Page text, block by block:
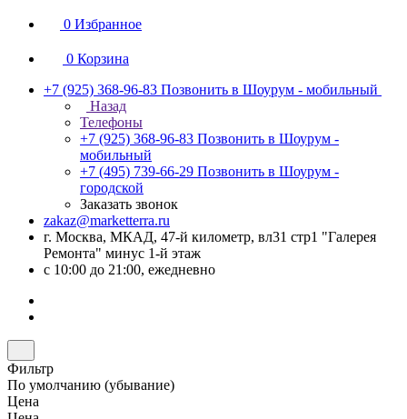
0 Избранное
0 Корзина
+7 (925) 368-96-83 Позвонить в Шоурум - мобильный
Назад
Телефоны
+7 (925) 368-96-83 Позвонить в Шоурум -
мобильный
+7 (495) 739-66-29 Позвонить в Шоурум -
городской
Заказать звонок
zakaz@marketterra.ru
г. Москва, МКАД, 47-й километр, вл31 стр1 "Галерея
Ремонта" минус 1-й этаж
с 10:00 до 21:00, ежедневно
Фильтр
По умолчанию (убывание)
Цена